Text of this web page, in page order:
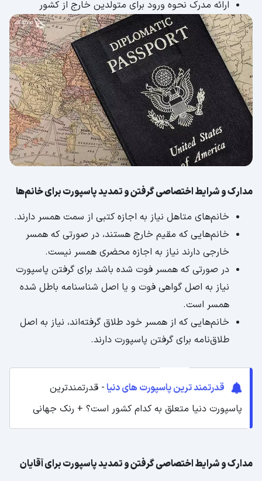
ارائه مدرک نحوه ورود برای متولدین خارج از کشور
مدارک و شرایط اختصاصی گرفتن و تمدید پاسپورت برای خانم‌ها
خانم‌های متاهل نیاز به اجازه کتبی از سمت همسر دارند.
خانم‌هایی که مقیم خارج هستند، در صورتی که همسر
خارجی دارند نیاز به اجازه محضری همسر نیست.
در صورتی که همسر فوت شده باشد برای گرفتن پاسپورت
نیاز به اصل گواهی فوت و یا اصل شناسنامه باطل شده
همسر است.
خانم‌هایی که از همسر خود طلاق گرفته‌اند، نیاز به اصل
طلاق‌نامه برای گرفتن پاسپورت دارند.
قدرتمند ترین پاسپورت های دنیا- قدرتمندترین
پاسپورت دنیا متعلق به کدام کشور است؟ + رنک جهانی
مدارک و شرایط اختصاصی گرفتن و تمدید پاسپورت برای آقایان